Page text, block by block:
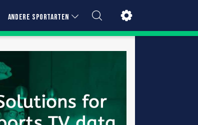
ANDERE SPORTARTEN